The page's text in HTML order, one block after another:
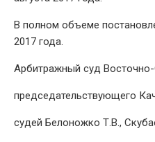
В полном объеме
2017 года.
Арбитражный суд Восточно-
председательствующего
судей Белоножко Т.В.,